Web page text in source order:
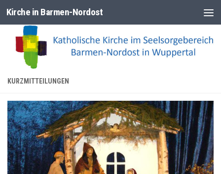
Zum Inhalt springen
Kirche in Barmen-Nordost
KURZMITTEILUNGEN